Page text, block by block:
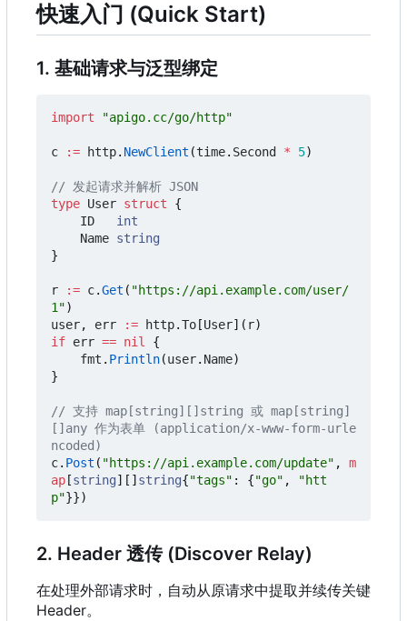
快速入门 (Quick Start)
1. 基础请求与泛型绑定
import "apigo.cc/go/http"
c := http. NewClient (time. Second * 5)
// 发起请求并解析 JSON
type User struct
{
ID
int
Name string
}
r := c.Get ( "https://api.example.com/user/
1")
user, err := http.To [User]( r)
if err == nil
{
fmt . Println(user. Name)
}
// 支持 map[string][]string 或 map[string]
[]any 作为表单 (application/x-www-form-urle
ncoded)
c. Post ( "https://api.example.com/update" ,
m
ap [string][] string{"tags" : {"go" ,
"htt
p"}})
2. Header 透传 (Discover Relay)
在处理外部请求时，自动从原请求中提取并续传关键
Header。